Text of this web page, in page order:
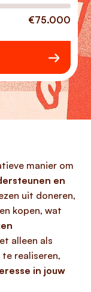
€75.000
manier om
en
uit doneren,
kopen, wat
alleen als
realiseren,
in jouw